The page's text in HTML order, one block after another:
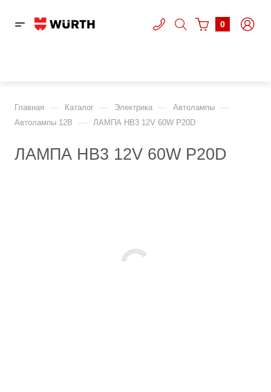
0
Главная — Каталог — Электрика — Автолампы —
Автолампы 12В — ЛАМПА HB3 12V 60W P20D
ЛАМПА HB3 12V 60W P20D